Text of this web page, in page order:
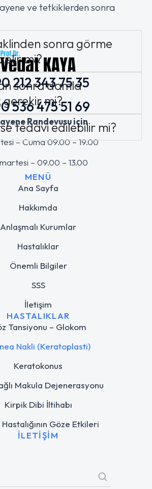
ve tetkiklerden sonra
sonra görme
mi?
sonra damla
gerekir mi?
tedavi edilebilir mi?
212 343 75 35
536 475 51 69
Randevusu için
– Cuma 09.00 – 19.00
– 09.00 – 13.00
MENÜ
Ana Sayfa
Hakkımda
Anlaşmalı Kurumlar
Hastalıklar
Önemli Bilgiler
SSS
İletişim
HASTALIKLAR
Tansiyonu – Glokom
Nakli (Keratoplasti)
Keratokonus
Makula Dejenerasyonu
Kirpik Dibi İltihabı
Göze Etkileri
İLETIŞIM